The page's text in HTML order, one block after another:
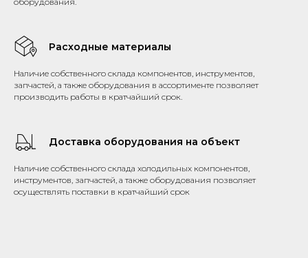
Расходные материалы
Наличие собственного склада компонентов, инструментов,
запчастей, а также оборудования в ассортименте позволяет
производить работы в кратчайший срок.
Доставка оборудования на объект
Наличие собственного склада холодильных компонентов,
инструментов, запчастей, а также оборудования позволяет
осуществлять поставки в кратчайший срок